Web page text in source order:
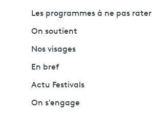
Les programmes à ne pas rater
On soutient
Nos visages
En bref
Actu Festivals
On s'engage